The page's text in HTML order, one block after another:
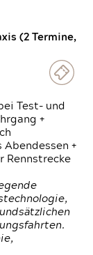
(2 Termine,
Test- und
+
Abendessen +
Rennstrecke